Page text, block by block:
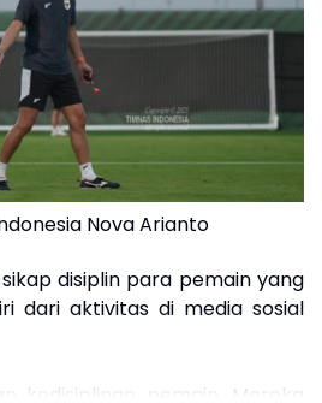
Nova Arianto
disiplin para pemain yang
dari aktivitas di media sosial
kedisiplinan pemain. Mereka